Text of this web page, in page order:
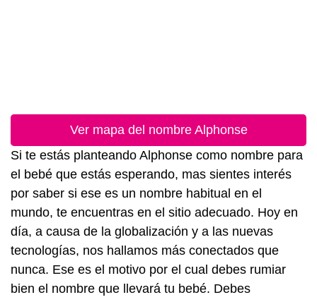
Ver mapa del nombre Alphonse
Si te estás planteando Alphonse como nombre para
el bebé que estás esperando, mas sientes interés
por saber si ese es un nombre habitual en el
mundo, te encuentras en el sitio adecuado. Hoy en
día, a causa de la globalización y a las nuevas
tecnologías, nos hallamos más conectados que
nunca. Ese es el motivo por el cual debes rumiar
bien el nombre que llevará tu bebé. Debes